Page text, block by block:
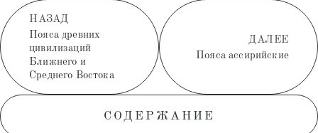
НАЗАД
Пояса древних
цивилизаций
Ближнего и
Среднего Востока
СОДЕРЖАНИЕ
ДАЛЕЕ
Пояса ассирийские